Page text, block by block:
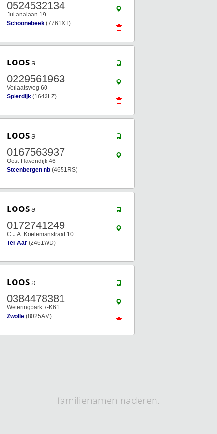
0524532134
Julianalaan 19
Schoonebeek (7761XT)
LOOSa
0229561963
Verlaatsweg 60
Spierdijk (1643LZ)
LOOSa
0167563937
Oost-Havendijk 46
Steenbergen nb (4651RS)
LOOSa
0172741249
C.J.A. Koelemanstraat 10
Ter Aar (2461WD)
LOOSa
0384478381
Weteringpark 7-K61
Zwolle (8025AM)
familienamen naderen.